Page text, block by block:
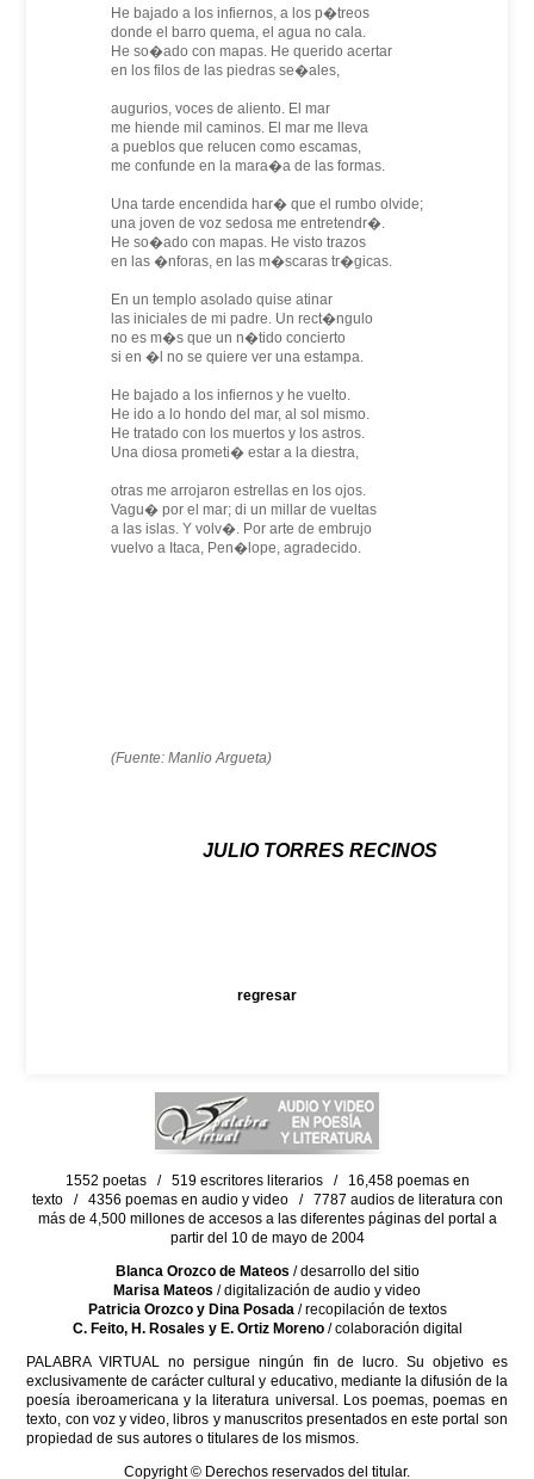
He bajado a los infiernos, a los p�treos
donde el barro quema, el agua no cala.
He so�ado con mapas. He querido acertar
en los filos de las piedras se�ales,
augurios, voces de aliento. El mar
me hiende mil caminos. El mar me lleva
a pueblos que relucen como escamas,
me confunde en la mara�a de las formas.
Una tarde encendida har� que el rumbo olvide;
una joven de voz sedosa me entretendr�.
He so�ado con mapas. He visto trazos
en las �nforas, en las m�scaras tr�gicas.
En un templo asolado quise atinar
las iniciales de mi padre. Un rect�ngulo
no es m�s que un n�tido concierto
si en �l no se quiere ver una estampa.
He bajado a los infiernos y he vuelto.
He ido a lo hondo del mar, al sol mismo.
He tratado con los muertos y los astros.
Una diosa prometi� estar a la diestra,
otras me arrojaron estrellas en los ojos.
Vagu� por el mar; di un millar de vueltas
a las islas. Y volv�. Por arte de embrujo
vuelvo a Itaca, Pen�lope, agradecido.
(Fuente: Manlio Argueta)
JULIO TORRES RECINOS
regresar
1552 poetas / 519 escritores literarios / 16,458 poemas en
texto / 4356 poemas en audio y video / 7787 audios de literatura con
más de 4,500 millones de accesos a las diferentes páginas del portal a
partir del 10 de mayo de 2004
Blanca Orozco de Mateos / desarrollo del sitio
Marisa Mateos / digitalización de audio y video
Patricia Orozco y Dina Posada/ recopilación de textos
C. Feito, H. Rosales y E. Ortiz Moreno/ colaboración digital
PALABRA VIRTUAL no persigue ningún fin de lucro. Su objetivo es
exclusivamente de carácter cultural y educativo, mediante la difusión de la
poesía iberoamericana y la literatura universal. Los poemas, poemas en
texto, con voz y video, libros y manuscritos presentados en este portal son
propiedad de sus autores o titulares de los mismos.
Copyright © Derechos reservados del titular.